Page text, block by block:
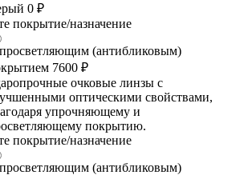
0 ₽
покрытие/назначение
(антибликовым)
7600 ₽
очковые линзы с
оптическими свойствами,
упрочняющему и
покрытию.
покрытие/назначение
(антибликовым)